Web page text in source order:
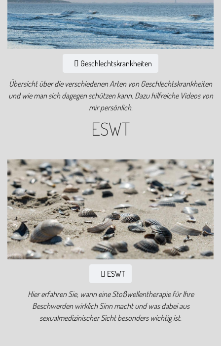
Geschlechtskrankheiten
Übersicht über die verschiedenen Arten von Geschlechtskrankheiten
und wie man sich dagegen schützen kann. Dazu hilfreiche Videos von
mir persönlich.
ESWT
ESWT
Hier erfahren Sie, wann eine Stoßwellentherapie für Ihre
Beschwerden wirklich Sinn macht und was dabei aus
sexualmedizinischer Sicht besonders wichtig ist.